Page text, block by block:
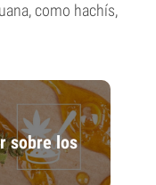
como hachís,
sobre los